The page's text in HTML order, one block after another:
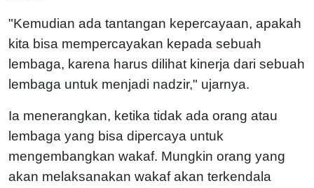
"Kemudian ada tantangan kepercayaan, apakah
kita bisa mempercayakan kepada sebuah
lembaga, karena harus dilihat kinerja dari sebuah
lembaga untuk menjadi nadzir," ujarnya.
Ia menerangkan, ketika tidak ada orang atau
lembaga yang bisa dipercaya untuk
mengembangkan wakaf. Mungkin orang yang
akan melaksanakan wakaf akan terkendala